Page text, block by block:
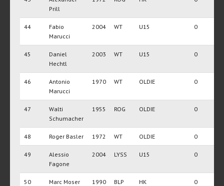
Prill
44
Fabio
Marucci
2004 WT U15 0
45
Daniel
Hechtl
2003 WT U15 0
46
Antonio
Marucci
1970 WT OLDIE 0
47
Walti
Schumacher
1955 ROG OLDIE 0
48 Roger Basler 1972 WT OLDIE 0
49
Alessio
Fagone
2004 LYSS U15 0
50 Marc Moser 1990 BLP HK 0